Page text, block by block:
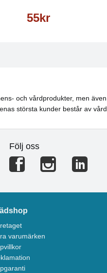
55kr
och vårdprodukter, men
största kunder består av
Följ oss
varumärken